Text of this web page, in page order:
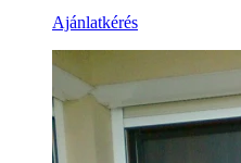
Ajánlatkérés